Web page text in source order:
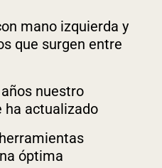
mano izquierda y
que surgen entre
nuestro
ha actualizado
óptima